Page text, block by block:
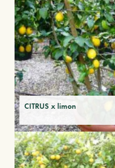
CITRUS x limon